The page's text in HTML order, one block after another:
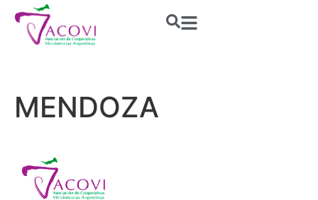
MENDOZA